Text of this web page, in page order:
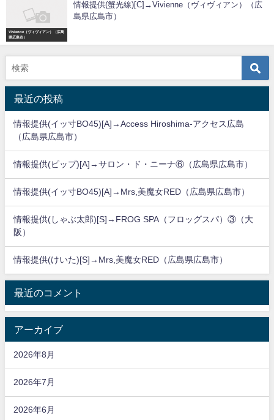
Vivienne（ヴィヴィアン）（広島
県広島市）
情報提供(蟹光線)[C]→Vivienne（ヴィヴィアン）（広
島県広島市）
最近の投稿
情報提供(イッ寸BO45)[A]→Access Hiroshima-アクセス広島
（広島県広島市）
情報提供(ピップ)[A]→サロン・ド・ニーナ⑥（広島県広島市）
情報提供(イッ寸BO45)[A]→Mrs,美魔女RED（広島県広島市）
情報提供(しゃぶ太郎)[S]→FROG SPA（フロッグスパ）③（大
阪）
情報提供(けいた)[S]→Mrs,美魔女RED（広島県広島市）
最近のコメント
アーカイブ
2026年8月
2026年7月
2026年6月